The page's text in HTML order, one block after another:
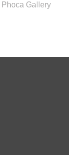
Phoca Gallery